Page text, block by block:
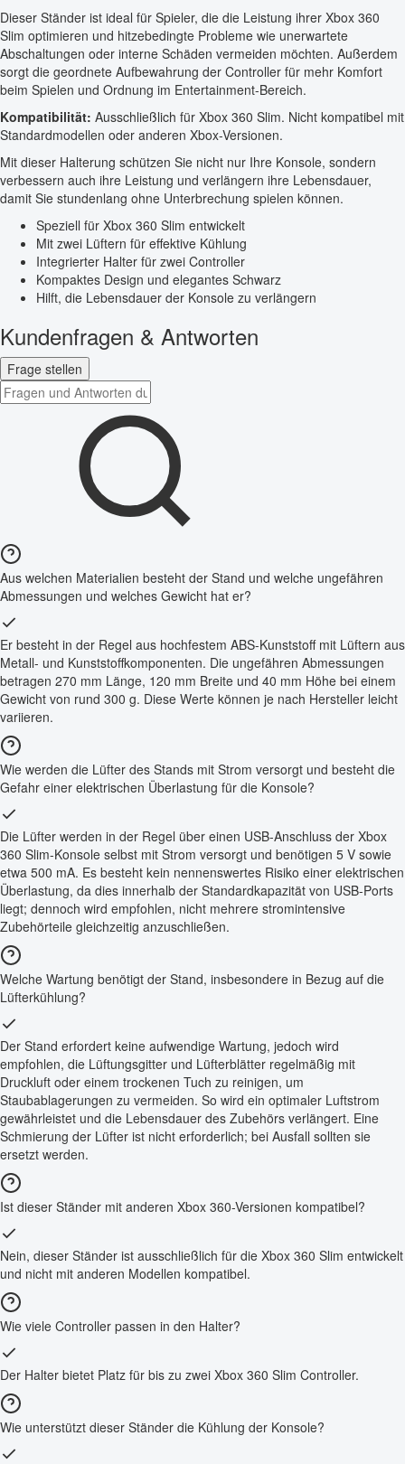
Dieser Ständer ist ideal für Spieler, die die Leistung ihrer Xbox 360
Slim optimieren und hitzebedingte Probleme wie unerwartete
Abschaltungen oder interne Schäden vermeiden möchten. Außerdem
sorgt die geordnete Aufbewahrung der Controller für mehr Komfort
beim Spielen und Ordnung im Entertainment-Bereich.
Kompatibilität: Ausschließlich für Xbox 360 Slim. Nicht kompatibel mit
Standardmodellen oder anderen Xbox-Versionen.
Mit dieser Halterung schützen Sie nicht nur Ihre Konsole, sondern
verbessern auch ihre Leistung und verlängern ihre Lebensdauer,
damit Sie stundenlang ohne Unterbrechung spielen können.
Speziell für Xbox 360 Slim entwickelt
Mit zwei Lüftern für effektive Kühlung
Integrierter Halter für zwei Controller
Kompaktes Design und elegantes Schwarz
Hilft, die Lebensdauer der Konsole zu verlängern
Kundenfragen & Antworten
Frage stellen
Aus welchen Materialien besteht der Stand und welche ungefähren
Abmessungen und welches Gewicht hat er?
Er besteht in der Regel aus hochfestem ABS-Kunststoff mit Lüftern aus
Metall- und Kunststoffkomponenten. Die ungefähren Abmessungen
betragen 270 mm Länge, 120 mm Breite und 40 mm Höhe bei einem
Gewicht von rund 300 g. Diese Werte können je nach Hersteller leicht
variieren.
Wie werden die Lüfter des Stands mit Strom versorgt und besteht die
Gefahr einer elektrischen Überlastung für die Konsole?
Die Lüfter werden in der Regel über einen USB-Anschluss der Xbox
360 Slim-Konsole selbst mit Strom versorgt und benötigen 5 V sowie
etwa 500 mA. Es besteht kein nennenswertes Risiko einer elektrischen
Überlastung, da dies innerhalb der Standardkapazität von USB-Ports
liegt; dennoch wird empfohlen, nicht mehrere stromintensive
Zubehörteile gleichzeitig anzuschließen.
Welche Wartung benötigt der Stand, insbesondere in Bezug auf die
Lüfterkühlung?
Der Stand erfordert keine aufwendige Wartung, jedoch wird
empfohlen, die Lüftungsgitter und Lüfterblätter regelmäßig mit
Druckluft oder einem trockenen Tuch zu reinigen, um
Staubablagerungen zu vermeiden. So wird ein optimaler Luftstrom
gewährleistet und die Lebensdauer des Zubehörs verlängert. Eine
Schmierung der Lüfter ist nicht erforderlich; bei Ausfall sollten sie
ersetzt werden.
Ist dieser Ständer mit anderen Xbox 360-Versionen kompatibel?
Nein, dieser Ständer ist ausschließlich für die Xbox 360 Slim entwickelt
und nicht mit anderen Modellen kompatibel.
Wie viele Controller passen in den Halter?
Der Halter bietet Platz für bis zu zwei Xbox 360 Slim Controller.
Wie unterstützt dieser Ständer die Kühlung der Konsole?